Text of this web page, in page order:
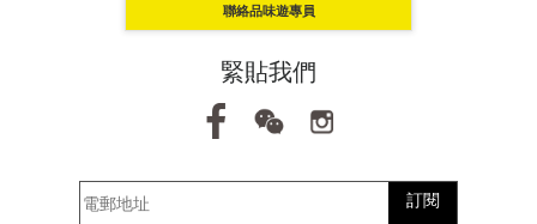
聯絡品味遊專員
緊貼我們
訂閱